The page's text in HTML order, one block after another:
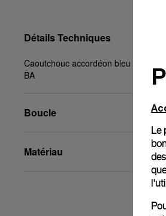
Détails Techniques
Caoutchouc accordéon bleu foncé,
BA
Boucle
Matériau
Le